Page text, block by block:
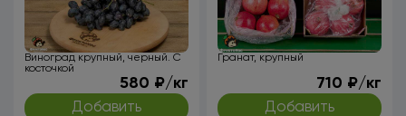
Виноград крупный, черный. С
косточкой
580 ₽/кг
Добавить
Гранат, крупный
710 ₽/кг
Добавить